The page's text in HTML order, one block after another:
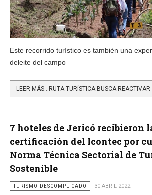
Este recorrido turístico es también una
deleite del campo
7 hoteles de Jericó recibieron
certificación del Icontec por
Norma Técnica Sectorial de
Sostenible
TURISMO DESCOMPLICADO 30 ABRIL 2022